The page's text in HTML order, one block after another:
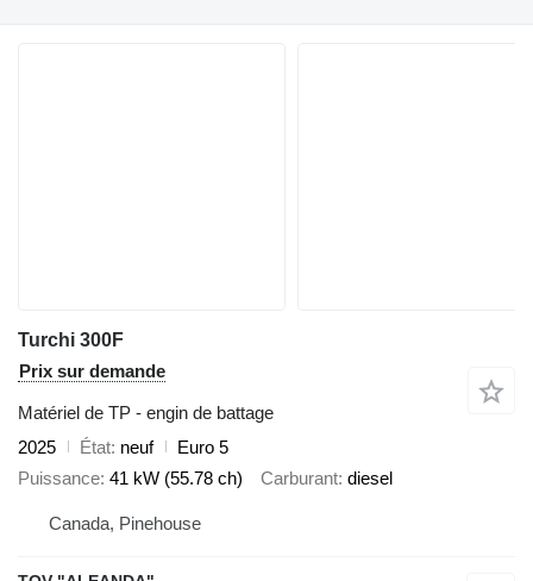
Turchi 300F
Prix sur demande
Matériel de TP - engin de battage
2025
État neuf
Euro 5
Puissance 41 kW (55.78 ch) Carburant diesel
Canada, Pinehouse